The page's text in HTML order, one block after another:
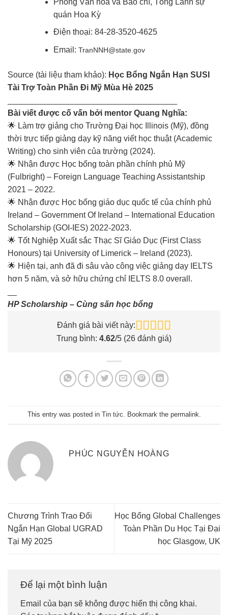
quán Hoa Kỳ
Điện thoại: 84-28-3520-4625
Email: TranNNH@state.gov
Source (tài liệu tham khảo): Học Bổng Ngắn Hạn SUSI
Tài Trợ Toàn Phần Đi Mỹ Mùa Hè 2025
Bài viết được cố vấn bởi mentor Quang Nghĩa:
🌟 Làm trợ giảng cho Trường Đại học Illinois (Mỹ), đồng
thời trực tiếp giảng dạy kỹ năng viết học thuật (Academic
Writing) cho sinh viên của trường (2024).
🌟 Nhận được Học bổng toàn phần chính phủ Mỹ
(Fulbright) – Foreign Language Teaching Assistantship
2021 – 2022.
🌟 Nhận được Học bổng giáo dục quốc tế của chính phủ
Ireland – Government Of Ireland – International Education
Scholarship (GOI-IES) 2022-2023.
🌟 Tốt Nghiệp Xuất sắc Thạc Sĩ Giáo Dục (First Class
Honours) tại University of Limerick – Ireland (2023).
🌟 Hiện tại, anh đã đi sâu vào công việc giảng dạy IELTS
hơn 5 năm, và sở hữu chứng chỉ IELTS 8.0 overall.
HP Scholarship – Cùng săn học bổng
Đánh giá bài viết này:
Trung bình: 4.62/5 (26 đánh giá)
This entry was posted in Tin tức. Bookmark the permalink.
PHÚC NGUYỄN HOÀNG
Chương Trình Trao Đổi
Ngắn Hạn Global UGRAD
Tại Mỹ 2025
Học Bổng Global Challenges
Toàn Phần Du Học Tại Đại
học Glasgow, UK
Để lại một bình luận
Email của bạn sẽ không được hiển thị công khai.